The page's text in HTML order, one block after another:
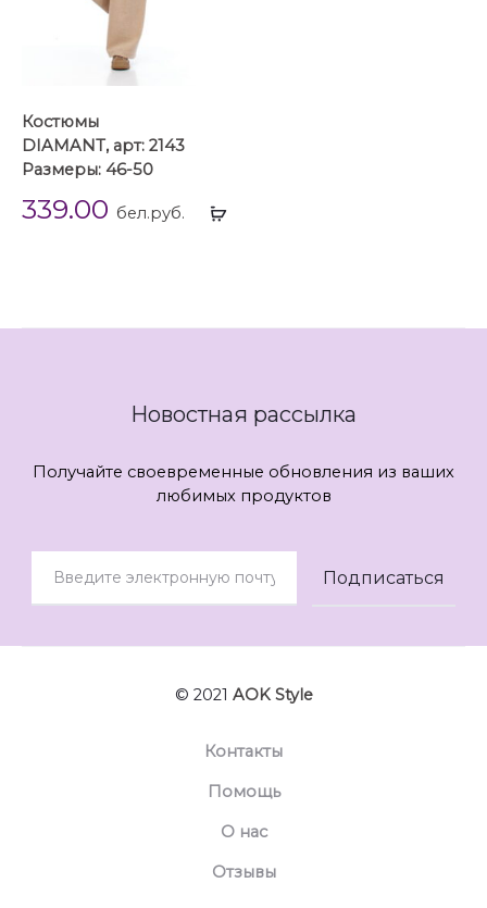
Выбрать
Костюмы
DIAMANT, арт: 2143
Размеры: 46-50
339.00 бел.руб.
Новостная рассылка
Получайте своевременные обновления из ваших
любимых продуктов
© 2021 AOK Style
Контакты
Помощь
О нас
Отзывы